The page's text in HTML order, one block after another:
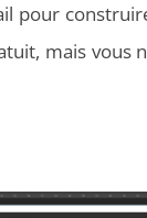
pour
mais vous